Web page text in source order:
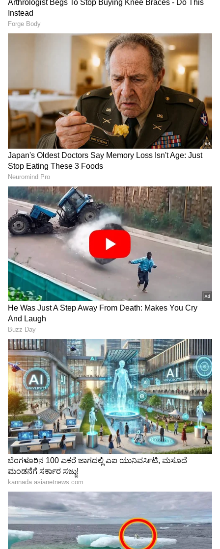
ಬ್ರಿಟಿಷರ ಆಳ್ವಿಕೆಯ ಕಾಲದಲ್ಲಿ ಕಂಟೋನ್ಮೆಂಟ್ ಪ್ರದೇಶದಲ್ಲಿ
ರೈಲ್ವೆ ಯೋಜನೆಗಳಿಗಾಗಿ ಒಟ್ಟು 600 ಎಕರೆ ಭೂಮಿಯನ್ನು
ಸ್ವಾಧೀನಪಡಿಸಿಕೊಳ್ಳಲಾಗಿತ್ತು. ಪ್ರಸ್ತುತ ವಿವಾದಕ್ಕೀಡಾಗಿರುವ 5
ಎಕರೆ ಜಾಗವು ಈ 600 ಎಕರೆಯದ್ದೇ ಒಂದು ಭಾಗವಾಗಿದೆ. ಈ
ಕುರಿತು 1997ರ ಸೆಪ್ಟೆಂಬರ್‌ನಲ್ಲೇ ನಗರ ಸಿವಿಲ್
ನ್ಯಾಯಾಲಯವು ಸ್ಪಷ್ಟ ತೀರ್ಪು ನೀಡಿ, ಈ ಭೂಮಿಯ
ಕಾನೂನುಬದ್ಧ ಮಾಲೀಕರು ರೈಲ್ವೆ ಇಲಾಖೆಯೇ ಎಂದು
ಘೋಷಿಸಿತ್ತು. ಆ ಸಮಯದಲ್ಲಿ ಮೂಲ ವಾದಿಯಾಗಿದ್ದ
ವಜೀರ್ ಅಹಮದ್ ಎಂಬುವವರು ಸಿವಿಲ್ ಕೋರ್ಟ್‌ನ ಈ
ತೀರ್ಪನ್ನು ಪ್ರಶ್ನಿಸಿ ಯಾವುದೇ ಮೇಲ್ಮನವಿ ಸಲ್ಲಿಸದ ಕಾರಣ,
ರೈಲ್ವೆಯ ಮಾಲೀಕತ್ವದ ತೀರ್ಪು ಅಂತಿಮ ರೂಪ
ಪಡೆದುಕೊಂಡಿತ್ತು.
Related Articles
ಬೆಂಗಳೂರು ಕ್ಲಬ್‌ನಲ್ಲಿ 13 ರೂಪಾಯಿ ಬಾರ್‌ ಬಿಲ್‌
ಉಳಿಸಿಕೊಂಡಿರುವ ಇಂಗ್ಲೆಂಡ್‌ ಮಾಜಿ ಪ್ರಧಾನಿ!
'ಹಣಕ್ಕಿಂತ ನೆಮ್ಮದಿಯೇ ಮುಖ್ಯ..' ಬೆಂಗಳೂರಿಗೆ
ಮನಸೋತು 32 ಲಕ್ಷ ಪ್ಯಾಕೇಜ್‌ನ ಉದ್ಯೋಗವನ್ನೇ
ತೊರೆದ ಐಐಟಿ ಪದವೀಧರೆ
3
6